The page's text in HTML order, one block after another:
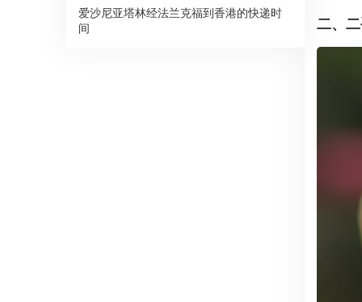
爱沙尼亚塔林经法兰克福到香港的快递时
间
二、